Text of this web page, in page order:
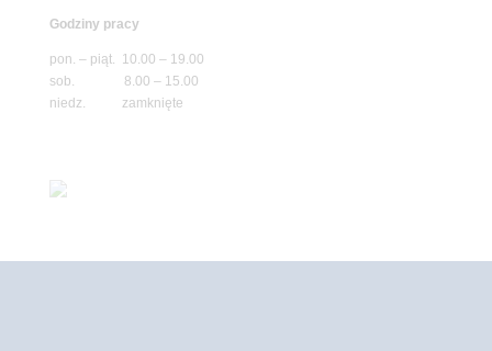
Godziny pracy
pon. – piąt. 10.00 – 19.00
sob. 8.00 – 15.00
niedz. zamknięte